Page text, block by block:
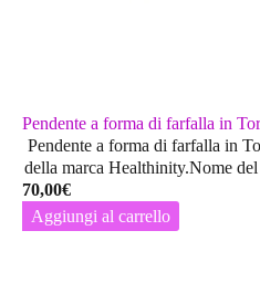
Pendente a forma di farfalla in
Pendente a forma di farfalla in
della marca Healthinity.Nome
70,00€
Aggiungi al carrello